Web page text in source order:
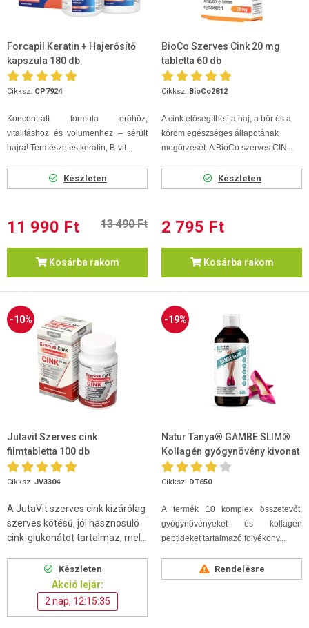
Forcapil Keratin + Hajerősítő
kapszula 180 db
Cikksz. CP7924
Koncentrált formula erőhöz,
vitalitáshoz és volumenhez – sérült
hajra! Természetes keratin, B-vit...
Készleten
11 990 Ft 13 490 Ft
Kosárba rakom
BioCo Szerves Cink 20 mg
tabletta 60 db
Cikksz. BioCo2812
A cink elősegítheti a haj, a bőr és a
köröm egészséges állapotának
megőrzését. A BioCo szerves CIN...
Készleten
2 795 Ft
Kosárba rakom
-10%
Jutavit Szerves cink
filmtabletta 100 db
Cikksz. JV3304
A JutaVit szerves cink kizárólag
szerves kötésű, jól hasznosuló
cink-glükonátot tartalmaz, mel...
Készleten
Akció lejár:
2 nap, 12:15:34
-19%
Natur Tanya® GAMBE SLIM®
Kollagén gyógynövény kivonat
500ml
Cikksz. DT650
A termék 10 komplex összetevőt,
gyógynövényeket és kollagén
peptideket tartalmazó folyékony...
Rendelésre